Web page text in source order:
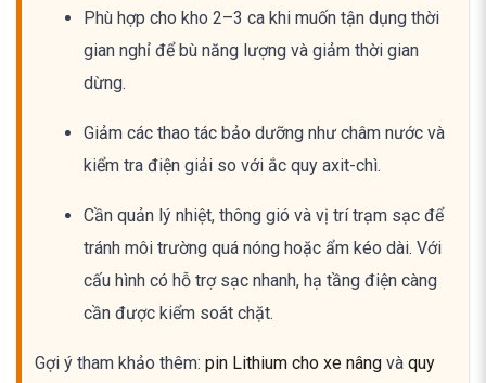
Phù hợp cho kho 2–3 ca khi muốn tận dụng thời
gian nghỉ để bù năng lượng và giảm thời gian
dừng.
Giảm các thao tác bảo dưỡng như châm nước và
kiểm tra điện giải so với ắc quy axit-chì.
Cần quản lý nhiệt, thông gió và vị trí trạm sạc để
tránh môi trường quá nóng hoặc ẩm kéo dài. Với
cấu hình có hỗ trợ sạc nhanh, hạ tầng điện càng
cần được kiểm soát chặt.
Gợi ý tham khảo thêm: pin Lithium cho xe nâng và quy